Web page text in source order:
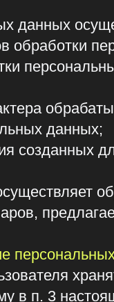
данных;
для
предлагаемых
хранятся
3 настоящей
не
данных
в порядке,